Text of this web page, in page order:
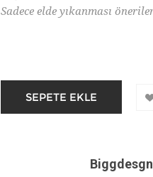
Sadece elde yıkanması